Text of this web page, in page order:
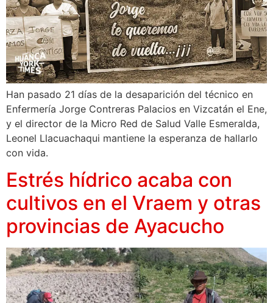
Han pasado 21 días de la desaparición del técnico en
Enfermería Jorge Contreras Palacios en Vizcatán el Ene,
y el director de la Micro Red de Salud Valle Esmeralda,
Leonel Llacuachaqui mantiene la esperanza de hallarlo
con vida.
Estrés hídrico acaba con
cultivos en el Vraem y otras
provincias de Ayacucho